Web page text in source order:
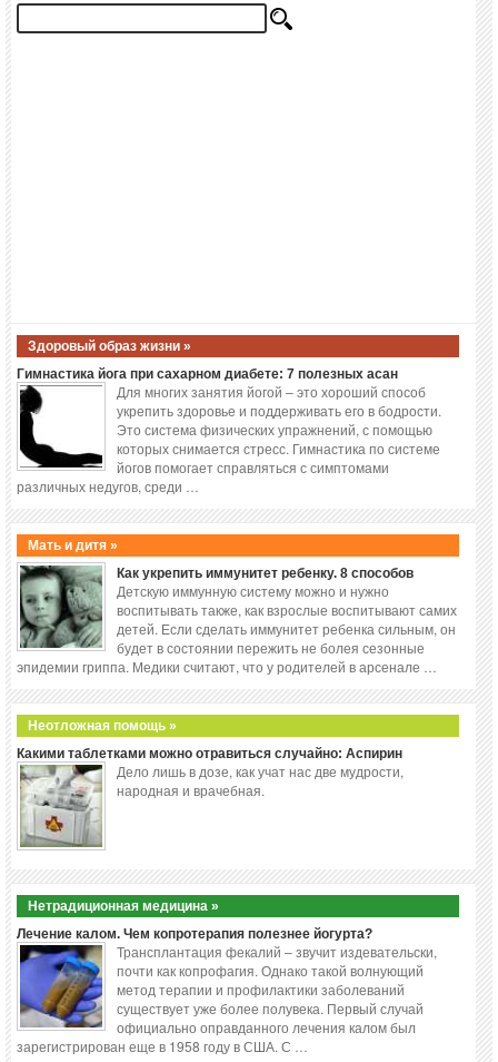
Здоровый образ жизни »
Гимнастика йога при сахарном диабете: 7 полезных асан
Для многих занятия йогой – это хороший способ
укрепить здоровье и поддерживать его в бодрости.
Это система физических упражнений, с помощью
которых снимается стресс. Гимнастика по системе
йогов помогает справляться с симптомами
различных недугов, среди …
Мать и дитя »
Как укрепить иммунитет ребенку. 8 способов
Детскую иммунную систему можно и нужно
воспитывать также, как взрослые воспитывают самих
детей. Если сделать иммунитет ребенка сильным, он
будет в состоянии пережить не болея сезонные
эпидемии гриппа. Медики считают, что у родителей в арсенале …
Неотложная помощь »
Какими таблетками можно отравиться случайно: Аспирин
Дело лишь в дозе, как учат нас две мудрости,
народная и врачебная.
Нетрадиционная медицина »
Лечение калом. Чем копротерапия полезнее йогурта?
Трансплантация фекалий – звучит издевательски,
почти как копрофагия. Однако такой волнующий
метод терапии и профилактики заболеваний
существует уже более полувека. Первый случай
официально оправданного лечения калом был
зарегистрирован еще в 1958 году в США. С …